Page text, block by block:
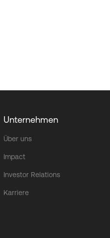
Unternehmen
Über uns
Impact
Investor Relations
Karriere